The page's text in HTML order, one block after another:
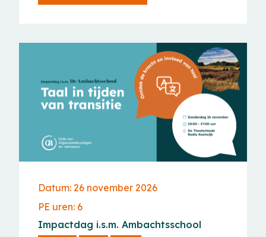
Datum: 26 november 2026
PE uren: 6
Impactdag i.s.m. Ambachtsschool